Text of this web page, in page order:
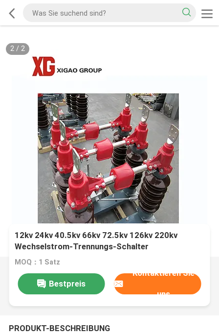
2/ 2
12kv 24kv 40.5kv 66kv 72.5kv 126kv 220kv
Wechselstrom-Trennungs-Schalter
MOQ：1 Satz
Bestpreis
Kontaktieren Sie
uns
PRODUKT-BESCHREIBUNG